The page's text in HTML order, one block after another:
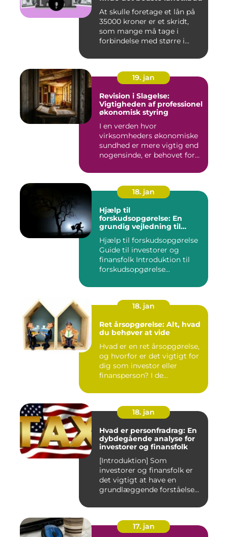
At skulle foretage et lån på
35000 kroner er et skridt,
som mange må tage i
forbindelse med større i...
19. jan
Revision i Slagelse:
Vigtigheden af professionel
økonomisk styring
I en verden hvor
virksomheders økonomiske
sundhed er mere vigtig end
nogensinde, er behovet for
18. jan
Hjælp til
forskudsopgørelse: En
grundig vejledning til
Hjælp til forskudsopgørelse
Guide til investorer og
finansfolk Introduktion til
forskudsopgørelse...
18. jan
Ret årsopgørelse: Alt, hvad
du behøver at vide
Hvad er en ret årsopgørelse,
og hvorfor er det vigtigt for
dig som investor eller
finansperson? I de...
18. jan
Hvad er personfradrag: En
dybdegående analyse for
investorer og finansfolk
[Introduktion] Som
investorer og finansfolk er
det vigtigt at have en
grundlæggende forståelse
17. jan